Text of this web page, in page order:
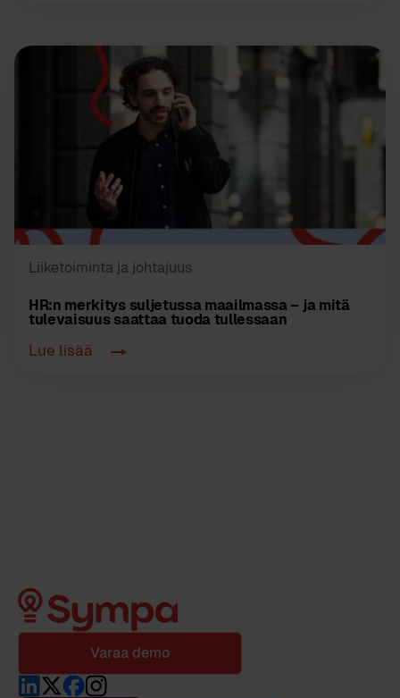
Liiketoiminta ja johtajuus
HR:n merkitys suljetussa maailmassa – ja mitä
tulevaisuus saattaa tuoda tullessaan
Lue lisää
Varaa demo